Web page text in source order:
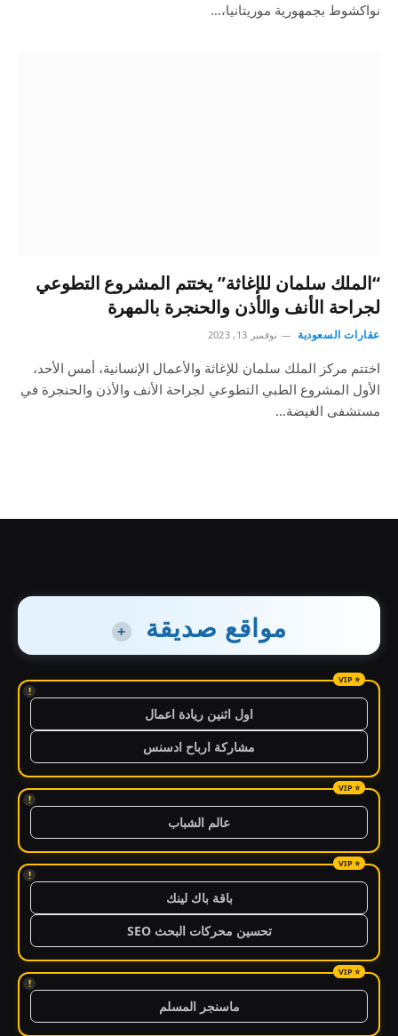
نواكشوط بجمهورية موريتانيا،…
“الملك سلمان للإغاثة” يختتم المشروع التطوعي
لجراحة الأنف والأذن والحنجرة بالمهرة
عقارات السعودية نوفمبر 13, 2023
اختتم مركز الملك سلمان للإغاثة والأعمال الإنسانية، أمس الأحد،
الأول المشروع الطبي التطوعي لجراحة الأنف والأذن والحنجرة في
مستشفى الغيضة…
مواقع صديقة +
!
اول اثنين ريادة اعمال
مشاركة ارباح ادسنس
!
عالم الشباب
!
باقة باك لينك
تحسين محركات البحث SEO
!
ماسنجر المسلم